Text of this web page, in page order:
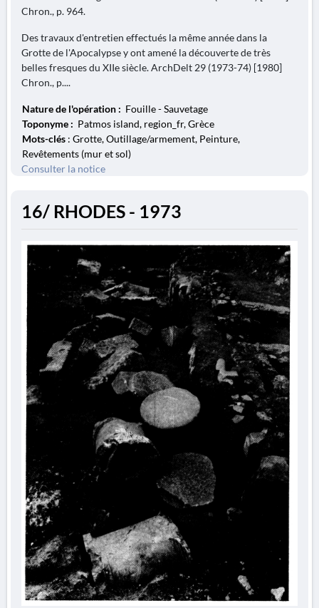
Chron., p. 964.
Des travaux d'entretien effectués la même année dans la
Grotte de l'Apocalypse y ont amené la découverte de très
belles fresques du XIIe siècle. ArchDelt 29 (1973-74) [1980]
Chron., p....
Nature de l'opération : Fouille - Sauvetage
Toponyme : Patmos island, region_fr, Grèce
Mots-clés : Grotte, Outillage/armement, Peinture,
Revêtements (mur et sol)
Consulter la notice
16/ RHODES - 1973